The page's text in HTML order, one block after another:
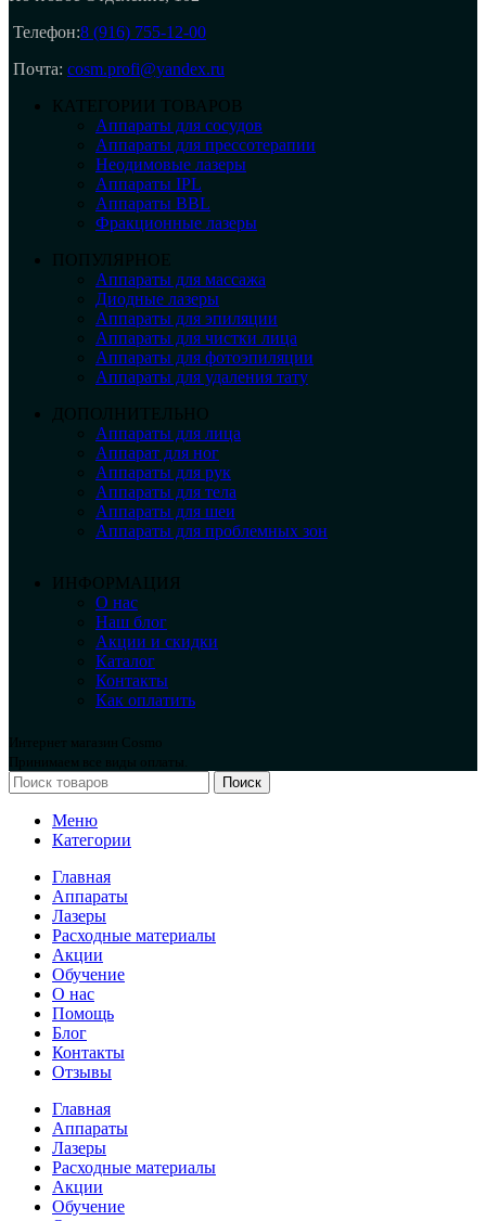
Телефон:8 (916) 755-12-00
Почта: cosm.profi@yandex.ru
КАТЕГОРИИ ТОВАРОВ
Аппараты для сосудов
Аппараты для прессотерапии
Неодимовые лазеры
Аппараты IPL
Аппараты BBL
Фракционные лазеры
ПОПУЛЯРНОЕ
Аппараты для массажа
Диодные лазеры
Аппараты для эпиляции
Аппараты для чистки лица
Аппараты для фотоэпиляции
Аппараты для удаления тату
ДОПОЛНИТЕЛЬНО
Аппараты для лица
Аппарат для ног
Аппараты для рук
Аппараты для тела
Аппараты для шеи
Аппараты для проблемных зон
ИНФОРМАЦИЯ
О нас
Наш блог
Акции и скидки
Каталог
Контакты
Как оплатить
Интернет магазин Cosmo
Принимаем все виды оплаты.
Поиск
Меню
Категории
Главная
Аппараты
Лазеры
Расходные материалы
Акции
Обучение
О нас
Помощь
Блог
Контакты
Отзывы
Главная
Аппараты
Лазеры
Расходные материалы
Акции
Обучение